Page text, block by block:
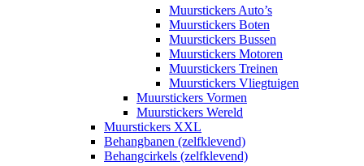
Muurstickers Auto’s
Muurstickers Boten
Muurstickers Bussen
Muurstickers Motoren
Muurstickers Treinen
Muurstickers Vliegtuigen
Muurstickers Vormen
Muurstickers Wereld
Muurstickers XXL
Behangbanen (zelfklevend)
Behangcirkels (zelfklevend)